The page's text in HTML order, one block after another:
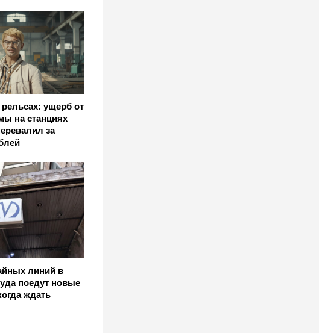
ущерб от
на станциях
за
линий в
поедут новые
ждать